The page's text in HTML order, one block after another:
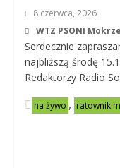
8 czerwca, 2026
WTZ PSONI
Serdecznie
najbliższą środę
Redaktorzy Radio
na żywo , ratownik